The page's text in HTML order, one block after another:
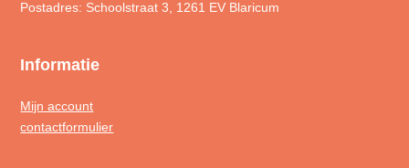
Postadres: Schoolstraat 3, 1261 EV Blaricum
Informatie
Mijn account
contactformulier